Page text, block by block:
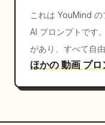
これは YouMind
AI プロンプトです
があり、すべて自
ほかの 動画 プ